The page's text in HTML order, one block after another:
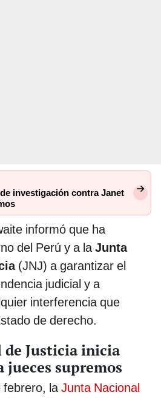
investigación contra Janet
informó que ha
del Perú y a laJunta
(JNJ) a garantizar el
judicial y a
interferencia que
de derecho.
de Justicia inicia
supremos
febrero, laJunta Nacional